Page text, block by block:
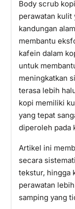
Body scrub
perawatan kulit
kandungan
membantu
kafein dalam
untuk
meningkatkan
terasa lebih
kopi memiliki
yang tepat
diperoleh pada
Artikel ini
secara
tekstur, hingga
perawatan
samping yang